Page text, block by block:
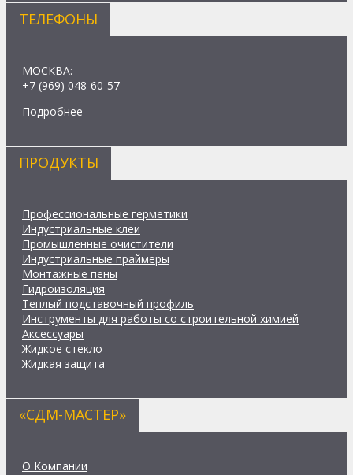
ТЕЛЕФОНЫ
МОСКВА:
+7 (969) 048-60-57
Подробнее
ПРОДУКТЫ
Профессиональные герметики
Индустриальные клеи
Промышленные очистители
Индустриальные праймеры
Монтажные пены
Гидроизоляция
Теплый подставочный профиль
Инструменты для работы со строительной химией
Аксессуары
Жидкое стекло
Жидкая защита
«СДМ-МАСТЕР»
О Компании